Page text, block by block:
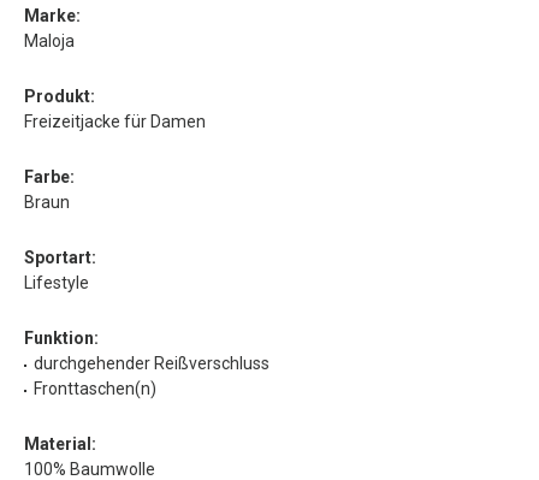
Marke:
Maloja
Produkt:
Freizeitjacke für Damen
Farbe:
Braun
Sportart:
Lifestyle
Funktion:
durchgehender Reißverschluss
Fronttaschen(n)
Material:
100% Baumwolle